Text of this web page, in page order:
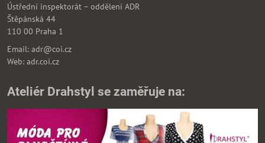
Ústřední inspektorát – oddělení ADR
Štěpánská 44
110 00 Praha 1
Email: adr@coi.cz
Web: adr.coi.cz
Ateliér Drahstyl se zaměřuje na: